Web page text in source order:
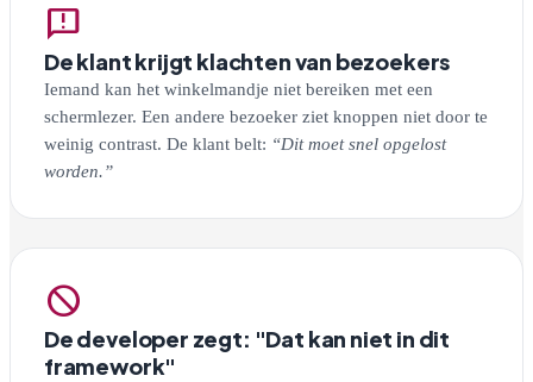
feedback
De klant krijgt klachten van bezoekers
Iemand kan het winkelmandje niet bereiken met een
schermlezer. Een andere bezoeker ziet knoppen niet door te
weinig contrast. De klant belt: “Dit moet snel opgelost
worden.”
block
De developer zegt: "Dat kan niet in dit
framework"